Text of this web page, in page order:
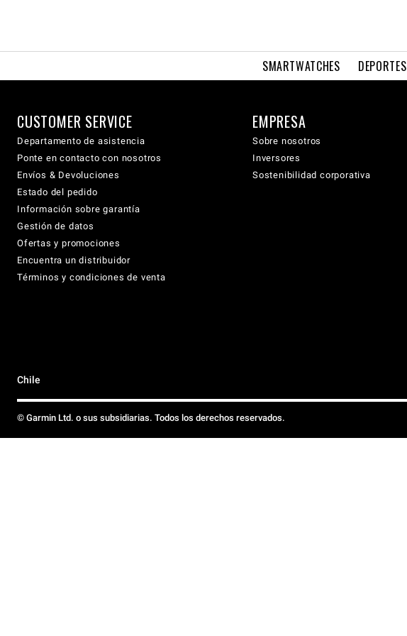
SMARTWATCHES DEPORTES
CUSTOMER SERVICE
Departamento de asistencia
Ponte en contacto con nosotros
Envíos & Devoluciones
Estado del pedido
Información sobre garantía
Gestión de datos
Ofertas y promociones
Encuentra un distribuidor
Términos y condiciones de venta
EMPRESA
Sobre nosotros
Inversores
Sostenibilidad corporativa
Chile
© Garmin Ltd. o sus subsidiarias. Todos los derechos reservados.